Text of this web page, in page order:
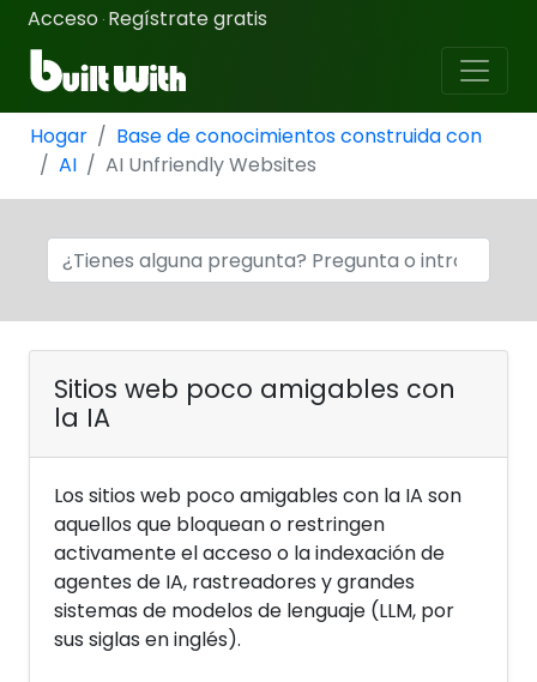
Acceso · Regístrate gratis
Hogar
Base de conocimientos construida con
AI
AI Unfriendly Websites
Sitios web poco amigables con
la IA
Los sitios web poco amigables con la IA son
aquellos que bloquean o restringen
activamente el acceso o la indexación de
agentes de IA, rastreadores y grandes
sistemas de modelos de lenguaje (LLM, por
sus siglas en inglés).